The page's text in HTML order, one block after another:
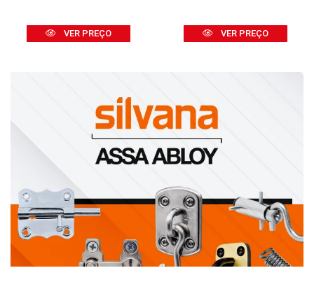
VER PREÇO VER PREÇO